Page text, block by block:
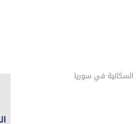
السكانية في سوريا